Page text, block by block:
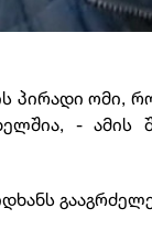
პირადი ომი,
- ამის